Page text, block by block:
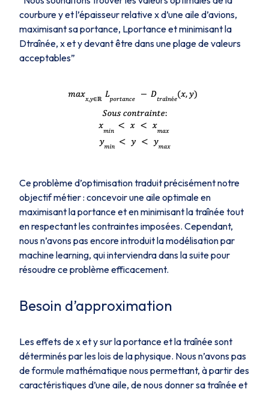
courbure y et l’épaisseur relative x d’une aile d’avions,
maximisant sa portance, Lportance et minimisant la
Dtraînée, x et y devant être dans une plage de valeurs
acceptables”
Ce problème d’optimisation traduit précisément notre
objectif métier : concevoir une aile optimale en
maximisant la portance et en minimisant la traînée tout
en respectant les contraintes imposées. Cependant,
nous n’avons pas encore introduit la modélisation par
machine learning, qui interviendra dans la suite pour
résoudre ce problème efficacement.
Besoin d’approximation
Les effets dex et ysur la portance et la traînée sont
déterminés par les lois de la physique. Nous n’avons pas
de formule mathématique nous permettant, à partir des
caractéristiques d’une aile, de nous donner sa traînée et